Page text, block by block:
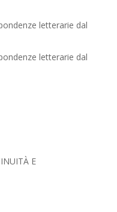
letterarie dal
letterarie dal
E